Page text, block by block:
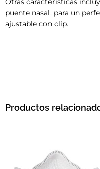
puente nasal, para un
ajustable con clip.
Productos